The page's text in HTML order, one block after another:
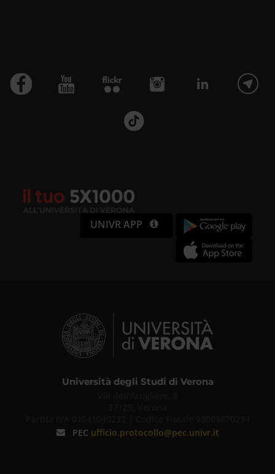
UNIVR APP
Università degli Studi di Verona
PEC ufficio.protocollo@pec.univr.it